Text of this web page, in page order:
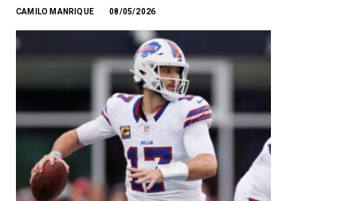
CAMILO MANRIQUE 08/05/2026